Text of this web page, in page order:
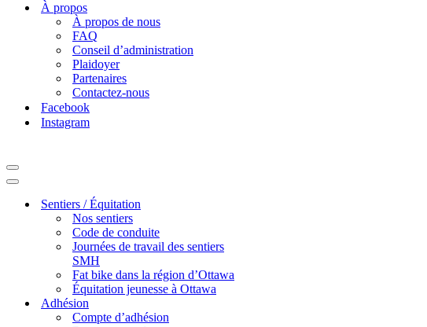
À propos
À propos de nous
FAQ
Conseil d’administration
Plaidoyer
Partenaires
Contactez-nous
Facebook
Instagram
Navigation
Menu
Navigation
Sentiers / Équitation
Nos sentiers
Code de conduite
Journées de travail des sentiers
SMH
Fat bike dans la région d’Ottawa
Équitation jeunesse à Ottawa
Adhésion
Compte d’adhésion